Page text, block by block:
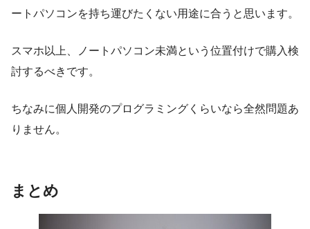
ートパソコンを持ち運びたくない用途に合うと思います。
スマホ以上、ノートパソコン未満という位置付けで購入検
討するべきです。
ちなみに個人開発のプログラミングくらいなら全然問題あ
りません。
まとめ